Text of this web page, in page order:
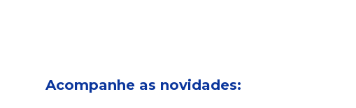
Acompanhe as novidades: